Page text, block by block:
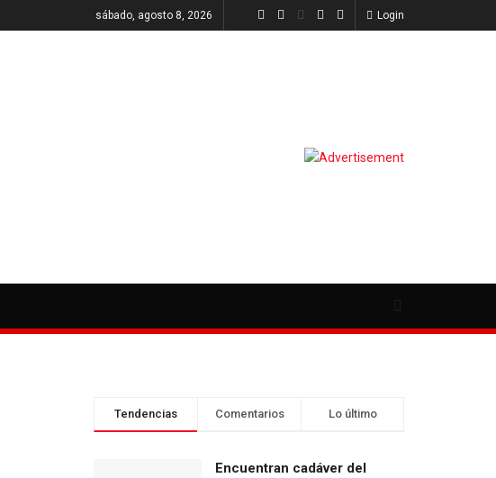
sábado, agosto 8, 2026 Login
Tendencias Comentarios Lo último
Encuentran cadáver del